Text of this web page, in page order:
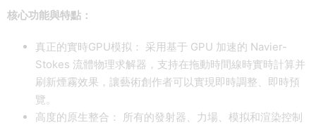
核心功能與特點：
真正的實時GPU模拟： 采用基于 GPU 加速的 Navier-
Stokes 流體物理求解器，支持在拖動時間線時實時計算并
刷新煙霧效果，讓藝術創作者可以實現即時調整、即時預
覽。
高度的原生整合： 所有的發射器、力場、模拟和渲染控制